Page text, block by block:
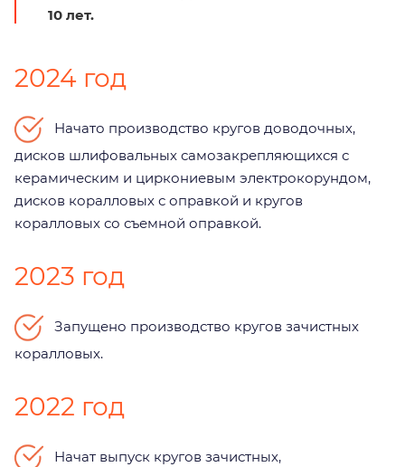
10 лет.
2024 год
Начато производство кругов доводочных,
дисков шлифовальных самозакрепляющихся с
керамическим и циркониевым электрокорундом,
дисков коралловых с оправкой и кругов
коралловых со съемной оправкой.
2023 год
Запущено производство кругов зачистных
коралловых.
2022 год
Начат выпуск кругов зачистных,